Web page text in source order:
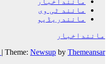
مانند ٹی وی
مانندریڈیو
ماننداخبار
Theme: Newsup by Themeansar